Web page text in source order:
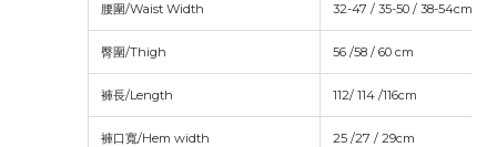
腰圍/Waist Width 32-47 / 35-50 / 38-54cm
臀圍/Thigh 56 /58 / 60 cm
褲長/Length 112/ 114 /116cm
褲口寬/Hem width 25 /27 / 29cm